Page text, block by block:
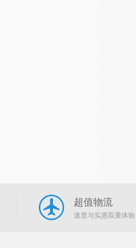
超值物流
速度与实惠双重体验